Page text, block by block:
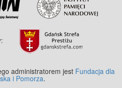
administratorem jest Fundacja dla
i Pomorza.